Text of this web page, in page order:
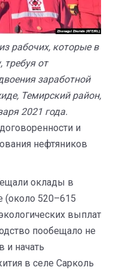
рабочих, которые в
требуя от
заработной
Темирский район,
2021 года.
и
нефтяников
оклады в
(около 520–615
выплат
пообещало не
и начать
в селе Сарколь